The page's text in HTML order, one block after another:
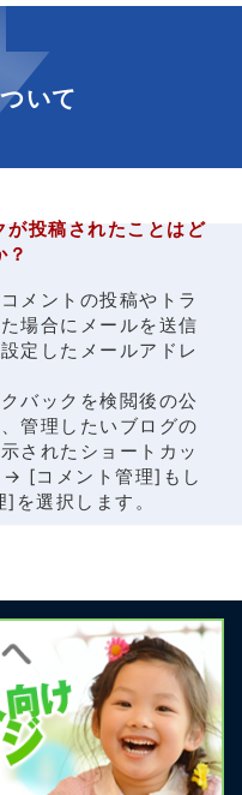
いて
が投稿されたことはど
メントの投稿やトラ
場合にメールを送信
定したメールアドレ
バックを検閲後の公
管理したいブログの
されたショートカッ
[コメント管理]もし
を選択します。